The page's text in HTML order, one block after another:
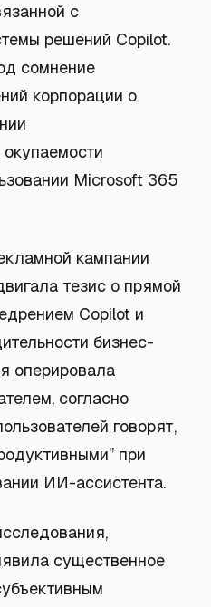
с
решений Copilot.
сомнение
корпорации о
Microsoft 365
кампании
тезис о прямой
Copilot и
бизнес-
оперировала
согласно
говорят,
при
ИИ-ассистента.
существенное